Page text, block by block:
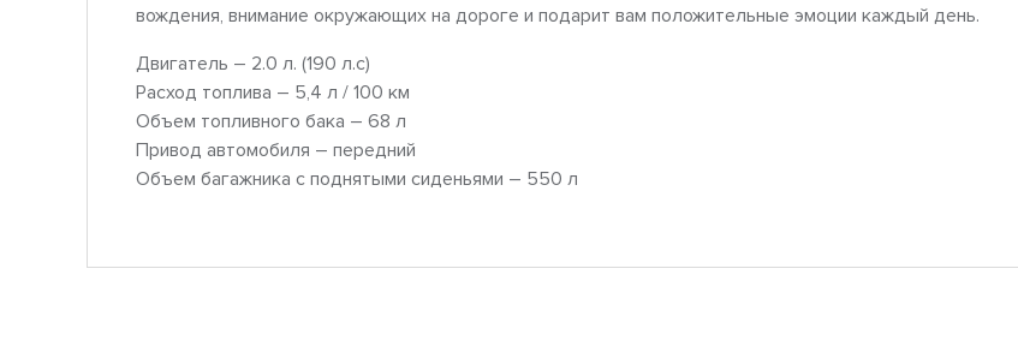
вождения, внимание окружающих на дороге и подарит вам положительные эмоции каждый день.
Двигатель – 2.0 л. (190 л.с)
Расход топлива – 5,4 л / 100 км
Объем топливного бака – 68 л
Привод автомобиля – передний
Объем багажника с поднятыми сиденьями – 550 л